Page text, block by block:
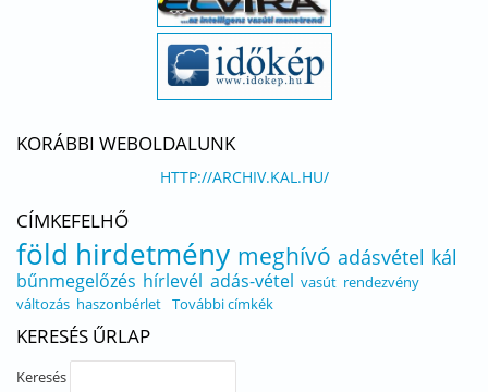
KORÁBBI WEBOLDALUNK
HTTP://ARCHIV.KAL.HU/
CÍMKEFELHŐ
föld hirdetmény meghívó adásvétel kál
bűnmegelőzés hírlevél adás-vétel vasút rendezvény
változás haszonbérlet További címkék
KERESÉS ŰRLAP
Keresés